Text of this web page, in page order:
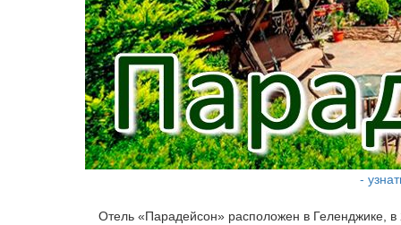
-
Отель «Парадейсон» расположен в Геленджике,